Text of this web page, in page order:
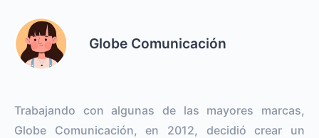
Globe Comunicación
Trabajando con algunas de las mayores marcas,
Globe Comunicación, en 2012, decidió crear un